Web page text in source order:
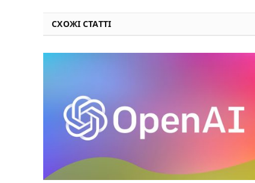
СХОЖІ СТАТТІ